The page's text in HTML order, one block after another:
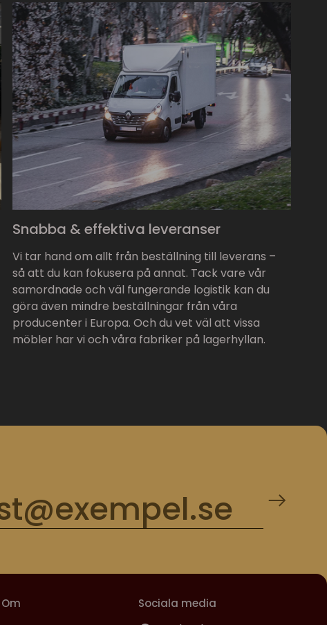
Snabba & effektiva leveranser
Vi tar hand om allt från beställning till leverans –
så att du kan fokusera på annat. Tack vare vår
samordnade och väl fungerande logistik kan du
göra även mindre beställningar från våra
producenter i Europa. Och du vet väl att vissa
möbler har vi och våra fabriker på lagerhyllan.
Om Sociala media